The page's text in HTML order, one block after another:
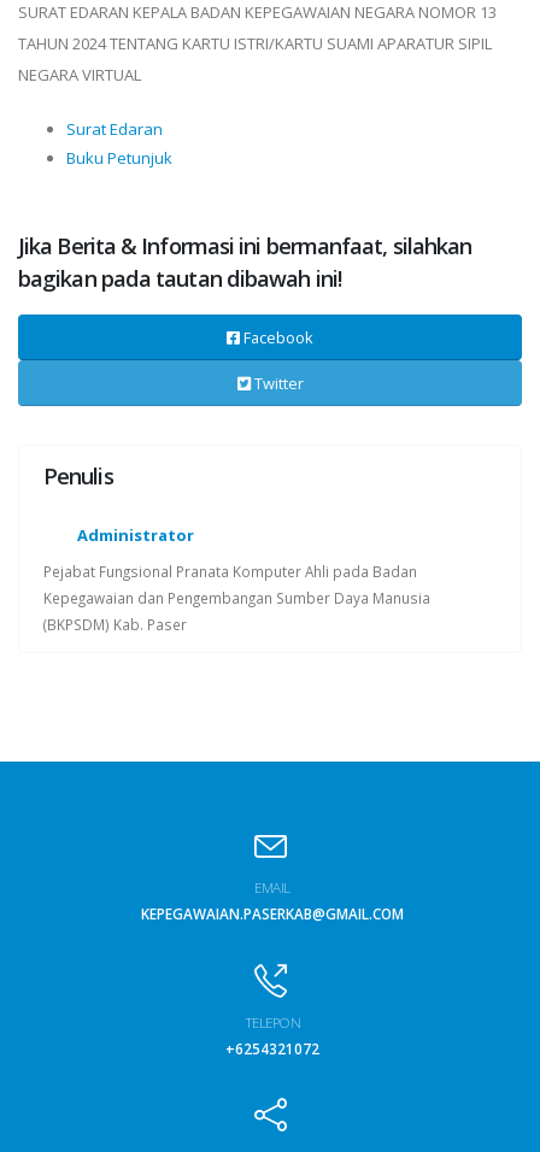
SURAT EDARAN KEPALA BADAN KEPEGAWAIAN NEGARA NOMOR 13
TAHUN 2024 TENTANG KARTU ISTRI/KARTU SUAMI APARATUR SIPIL
NEGARA VIRTUAL
Surat Edaran
Buku Petunjuk
Jika Berita & Informasi ini bermanfaat, silahkan
bagikan pada tautan dibawah ini!
Facebook
Twitter
Penulis
Administrator
Pejabat Fungsional Pranata Komputer Ahli pada Badan
Kepegawaian dan Pengembangan Sumber Daya Manusia
(BKPSDM) Kab. Paser
EMAIL
KEPEGAWAIAN.PASERKAB@GMAIL.COM
TELEPON
+6254321072